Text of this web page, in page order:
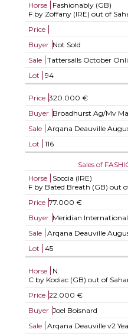
Horse
Fashionably (GB)
F by Zoffany (IRE) out of
Price
Buyer Not Sold
Sale
Tattersalls October
Lot
94
Price 320.000 €
Buyer Broadhurst Ag/Mv
Sale
Arqana Deauville
Lot
116
Sales of
Horse
Soccia (IRE)
F by Bated Breath (GB) out
Price 77.000 €
Buyer Meridian International
Sale
Arqana Deauville
Lot
45
Horse
N.
C by Kodiac (GB) out of
Price 22.000 €
Buyer Joel Boisnard
Sale
Arqana Deauville v2